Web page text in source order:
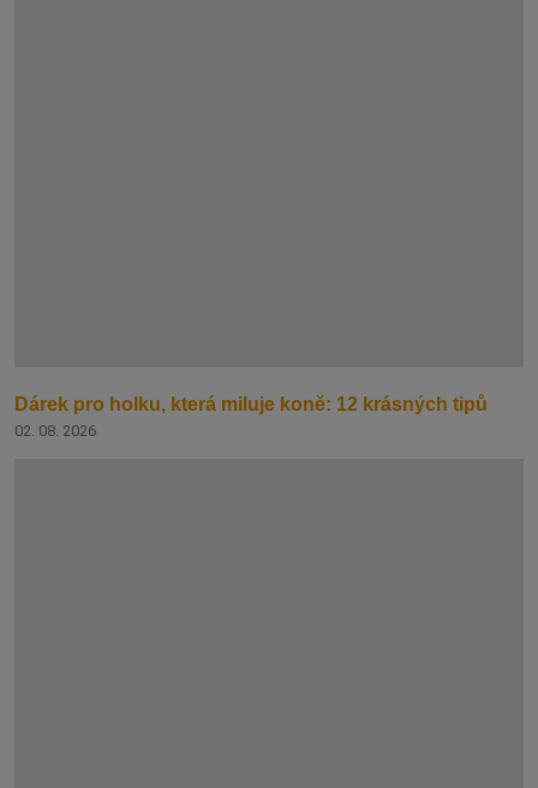
Dárek pro holku, která miluje koně: 12 krásných tipů
02. 08. 2026